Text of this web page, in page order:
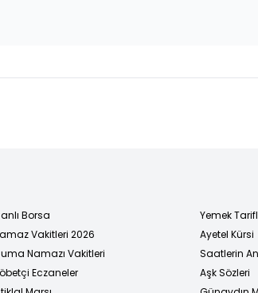
Borsa
Vakitleri 2026
Namazı Vakitleri
Eczaneler
Yemek
Ayetel Kürsi
Saatlerin
Aşk Sözleri